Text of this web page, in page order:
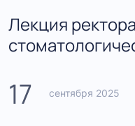
Лекция
17 сентября 2025